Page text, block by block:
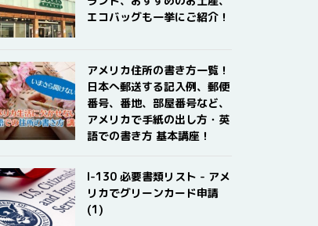
エコバッグも一挙にご紹介！
アメリカ住所の書き方一覧！
日本へ郵送する記入例、郵便
番号、番地、部屋番号など、
アメリカで手紙の出し方・英
語での書き方 基本講座！
I-130 必要書類リスト - アメ
リカでグリーンカード申請
(1)